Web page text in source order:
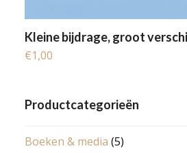
Kleine bijdrage, groot
€1,00
Productcategorieën
Boeken & media (5)